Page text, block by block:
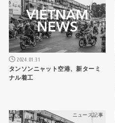
2024.01.31
タンソンニャット空港、新ターミ
ナル着工
ニュース記事